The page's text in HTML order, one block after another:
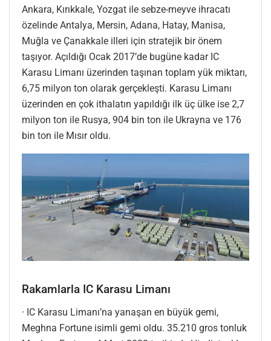
Ankara, Kırıkkale, Yozgat ile sebze-meyve ihracatı
özelinde Antalya, Mersin, Adana, Hatay, Manisa,
Muğla ve Çanakkale illeri için stratejik bir önem
taşıyor. Açıldığı Ocak 2017’de bugüne kadar IC
Karasu Limanı üzerinden taşınan toplam yük miktarı,
6,75 milyon ton olarak gerçekleşti. Karasu Limanı
üzerinden en çok ithalatın yapıldığı ilk üç ülke ise 2,7
milyon ton ile Rusya, 904 bin ton ile Ukrayna ve 176
bin ton ile Mısır oldu.
Rakamlarla IC Karasu Limanı
· IC Karasu Limanı’na yanaşan en büyük gemi,
Meghna Fortune isimli gemi oldu. 35.210 gros tonluk